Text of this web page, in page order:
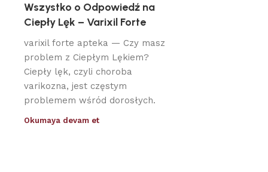
Wszystko o Odpowiedź na
Ciepły Lęk – Varixil Forte
varixil forte apteka — Czy masz
problem z Ciepłym Lękiem?
Ciepły lęk, czyli choroba
varikozna, jest częstym
problemem wśród dorosłych.
Okumaya devam et